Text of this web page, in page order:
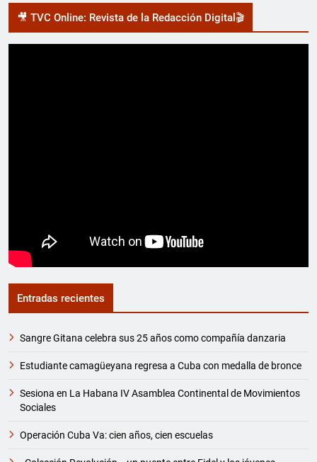
🎥 TVC Online: Revista de la Redacción Digital🎬
Entradas recientes
Sangre Gitana celebra sus 25 años como compañía danzaria
Estudiante camagüeyana regresa a Cuba con medalla de bronce
Sesiona en La Habana IV Asamblea Continental de Movimientos
Sociales
Operación Cuba Va: cien años, cien escuelas